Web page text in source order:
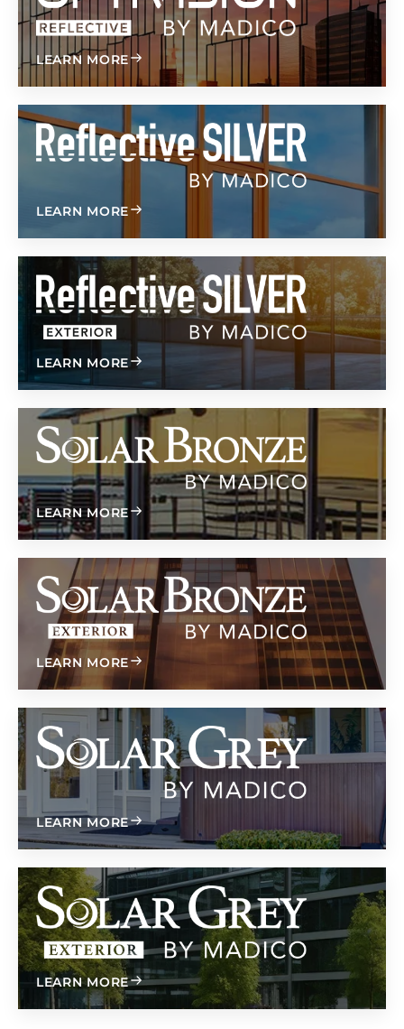
LEARN MOREABOUT OPTIVISION REFLECTIVE
Светоотражающее серебро
LEARN MOREABOUT REFLECTIVE SILVER
Светоотражающая серебристая внешняя
LEARN MOREABOUT REFLECTIVE SILVER EXTERIOR
Солнечная бронза
LEARN MOREABOUT SOLAR BRONZE
Внешняя отделка из солнечной бронзы
LEARN MOREABOUT SOLAR BRONZE EXTERIOR
Солнечный серый
LEARN MOREABOUT SOLAR GREY
Солнечный серый внешний вид
LEARN MOREABOUT SOLAR GREY EXTERIOR